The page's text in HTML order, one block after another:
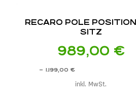
RECARO POLE
SITZ
989,00 €
– 1.199,00 €
inkl. MwSt.